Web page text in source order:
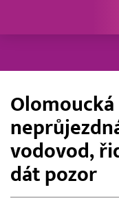
vodovod,
dát pozor